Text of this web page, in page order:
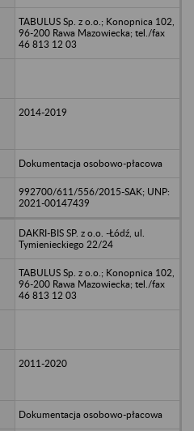
TABULUS Sp. z o.o.; Konopnica 102,
96-200 Rawa Mazowiecka; tel./fax
46 813 12 03
2014-2019
Dokumentacja osobowo-płacowa
992700/611/556/2015-SAK; UNP:
2021-00147439
DAKRI-BIS SP. z o.o. -Łódź, ul.
Tymienieckiego 22/24
TABULUS Sp. z o.o.; Konopnica 102,
96-200 Rawa Mazowiecka; tel./fax
46 813 12 03
2011-2020
Dokumentacja osobowo-płacowa